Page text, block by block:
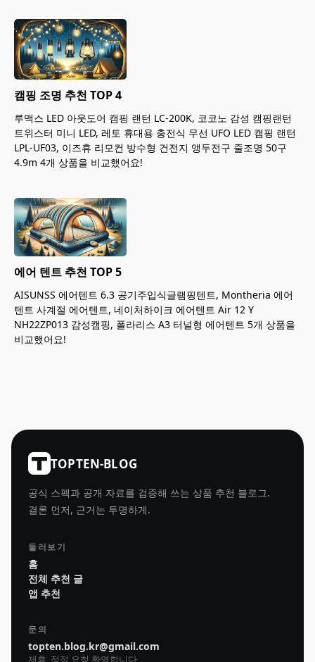
캠핑 조명 추천 TOP 4
루맥스 LED 아웃도어 캠핑 랜턴 LC-200K, 코코노 감성 캠핑랜턴
트위스터 미니 LED, 레토 휴대용 충전식 무선 UFO LED 캠핑 랜턴
LPL-UF03, 이즈휴 리모컨 방수형 건전지 앵두전구 줄조명 50구
4.9m 4개 상품을 비교했어요!
에어 텐트 추천 TOP 5
AISUNSS 에어텐트 6.3 공기주입식글램핑텐트, Montheria 에어
텐트 사계절 에어텐트, 네이처하이크 에어텐트 Air 12 Y
NH22ZP013 감성캠핑, 폴라리스 A3 터널형 에어텐트 5개 상품을
비교했어요!
TOPTEN-BLOG
공식 스펙과 공개 자료를 검증해 쓰는 상품 추천 블로그.
결론 먼저, 근거는 투명하게.
둘러보기
홈
전체 추천 글
앱 추천
문의
topten.blog.kr@gmail.com